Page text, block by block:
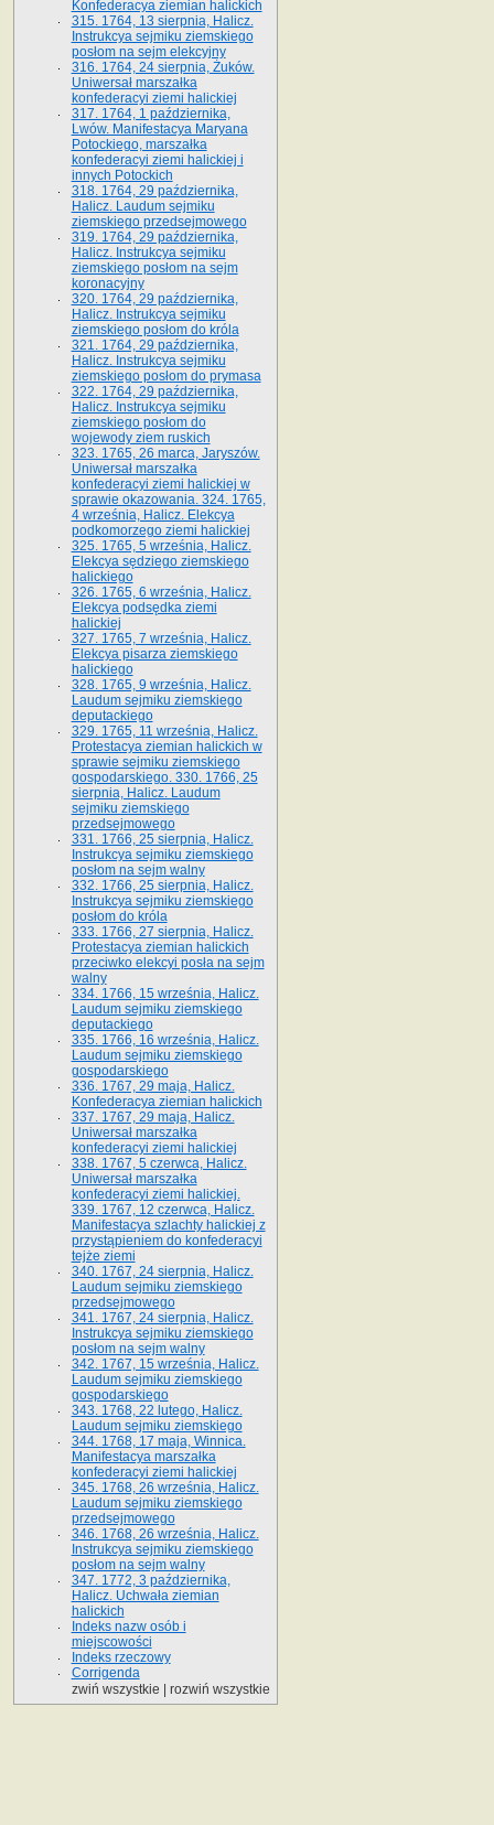
Konfederacya ziemian halickich
315. 1764, 13 sierpnia, Halicz.
Instrukcya sejmiku ziemskiego
posłom na sejm elekcyjny
316. 1764, 24 sierpnia, Żuków.
Uniwersał marszałka
konfederacyi ziemi halickiej
317. 1764, 1 października,
Lwów. Manifestacya Maryana
Potockiego, marszałka
konfederacyi ziemi halickiej i
innych Potockich
318. 1764, 29 października,
Halicz. Laudum sejmiku
ziemskiego przedsejmowego
319. 1764, 29 października,
Halicz. Instrukcya sejmiku
ziemskiego posłom na sejm
koronacyjny
320. 1764, 29 października,
Halicz. Instrukcya sejmiku
ziemskiego posłom do króla
321. 1764, 29 października,
Halicz. Instrukcya sejmiku
ziemskiego posłom do prymasa
322. 1764, 29 października,
Halicz. Instrukcya sejmiku
ziemskiego posłom do
wojewody ziem ruskich
323. 1765, 26 marca, Jaryszów.
Uniwersał marszałka
konfederacyi ziemi halickiej w
sprawie okazowania. 324. 1765,
4 września, Halicz. Elekcya
podkomorzego ziemi halickiej
325. 1765, 5 września, Halicz.
Elekcya sędziego ziemskiego
halickiego
326. 1765, 6 września, Halicz.
Elekcya podsędka ziemi
halickiej
327. 1765, 7 września, Halicz.
Elekcya pisarza ziemskiego
halickiego
328. 1765, 9 września, Halicz.
Laudum sejmiku ziemskiego
deputackiego
329. 1765, 11 września, Halicz.
Protestacya ziemian halickich w
sprawie sejmiku ziemskiego
gospodarskiego. 330. 1766, 25
sierpnia, Halicz. Laudum
sejmiku ziemskiego
przedsejmowego
331. 1766, 25 sierpnia, Halicz.
Instrukcya sejmiku ziemskiego
posłom na sejm walny
332. 1766, 25 sierpnia, Halicz.
Instrukcya sejmiku ziemskiego
posłom do króla
333. 1766, 27 sierpnia, Halicz.
Protestacya ziemian halickich
przeciwko elekcyi posła na sejm
walny
334. 1766, 15 września, Halicz.
Laudum sejmiku ziemskiego
deputackiego
335. 1766, 16 września, Halicz.
Laudum sejmiku ziemskiego
gospodarskiego
336. 1767, 29 maja, Halicz.
Konfederacya ziemian halickich
337. 1767, 29 maja, Halicz.
Uniwersał marszałka
konfederacyi ziemi halickiej
338. 1767, 5 czerwca, Halicz.
Uniwersał marszałka
konfederacyi ziemi halickiej.
339. 1767, 12 czerwca, Halicz.
Manifestacya szlachty halickiej z
przystąpieniem do konfederacyi
tejże ziemi
340. 1767, 24 sierpnia, Halicz.
Laudum sejmiku ziemskiego
przedsejmowego
341. 1767, 24 sierpnia, Halicz.
Instrukcya sejmiku ziemskiego
posłom na sejm walny
342. 1767, 15 września, Halicz.
Laudum sejmiku ziemskiego
gospodarskiego
343. 1768, 22 lutego, Halicz.
Laudum sejmiku ziemskiego
344. 1768, 17 maja, Winnica.
Manifestacya marszałka
konfederacyi ziemi halickiej
345. 1768, 26 września, Halicz.
Laudum sejmiku ziemskiego
przedsejmowego
346. 1768, 26 września, Halicz.
Instrukcya sejmiku ziemskiego
posłom na sejm walny
347. 1772, 3 października,
Halicz. Uchwała ziemian
halickich
Indeks nazw osób i
miejscowości
Indeks rzeczowy
Corrigenda
zwiń wszystkie
rozwiń wszystkie